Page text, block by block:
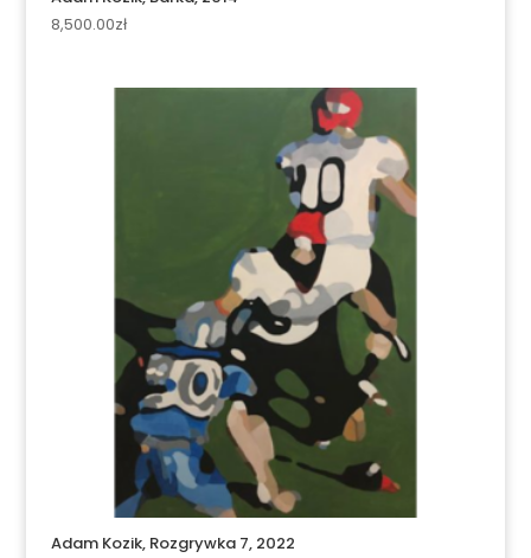
8,500.00zł
Adam Kozik, Rozgrywka 7, 2022